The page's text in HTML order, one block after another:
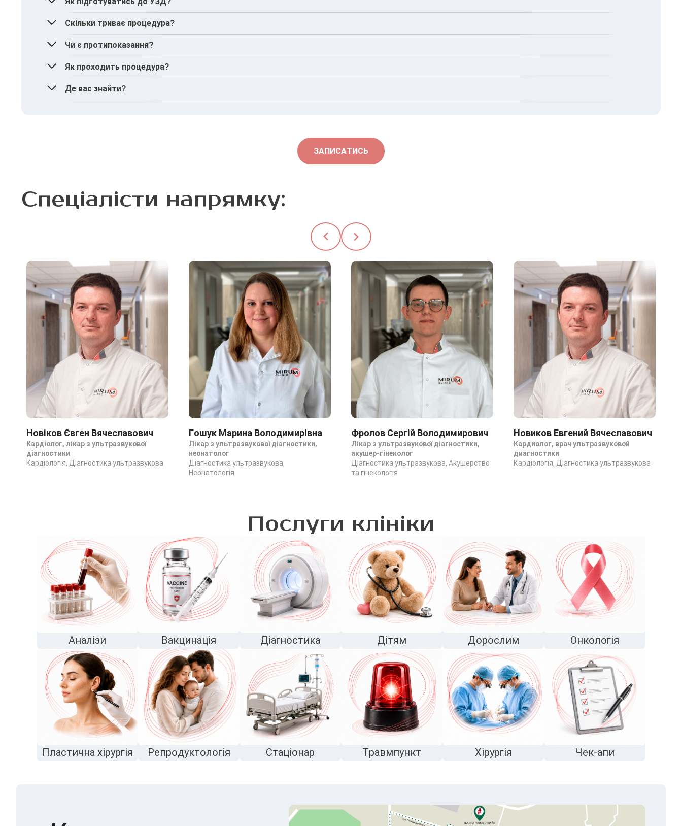
За 2–3 дні до УЗД необхідно виключити з раціону продукти, що викликають газоутворення
За 3–4 години до процедури дитина не повинна їсти, проте дозволена невелика кількість води
Скільки триває процедура?
Близько 20–25 хвилин.
Чи є протипоказання?
Ні, немає.
Як проходить процедура?
Лікар наносить на шкіру дитини гель та проводить датчиком по черевній порожнині, оцінюючи структуру печінки та її еластичність.
Де вас знайти?
ЗАПИСАТИСЬ
Спеціалісти напрямку:
Новіков Євген Вячеславович
Кардіолог, лікар з ультразвукової
діагностики
Кардіологія, Діагностика ультразвукова
Гошук Марина Володимирівна
Лікар з ультразвукової діагностики,
неонатолог
Діагностика ультразвукова,
Неонатологія
Фролов Сергій Володимирович
Лікар з ультразвукової діагностики,
акушер-гінеколог
Діагностика ультразвукова, Акушерство
та гінекологія
Новиков Евгений Вячеславович
Кардиолог, врач ультразвуковой
диагностики
Кардіологія, Діагностика ультразвукова
Послуги клініки
Аналізи Вакцинація Діагностика Дітям Дорослим Онкологія
Пластична хірургія Репродуктологія Стаціонар Травмпункт Хірургія Чек-апи